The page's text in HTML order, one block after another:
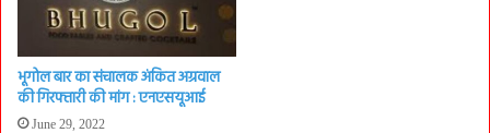
भूगोल बार का संचालक अंकित अग्रवाल
की गिरफ्तारी की मांग : एनएसयूआई
June 29, 2022